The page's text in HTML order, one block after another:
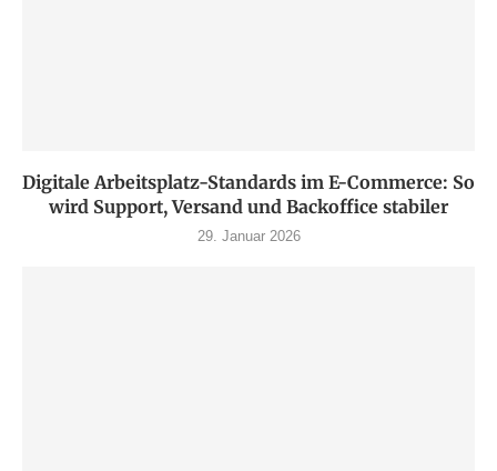
Digitale Arbeitsplatz-Standards im E-Commerce: So
wird Support, Versand und Backoffice stabiler
29. Januar 2026